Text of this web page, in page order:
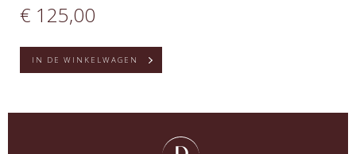
€ 125,00
IN DE WINKELWAGEN